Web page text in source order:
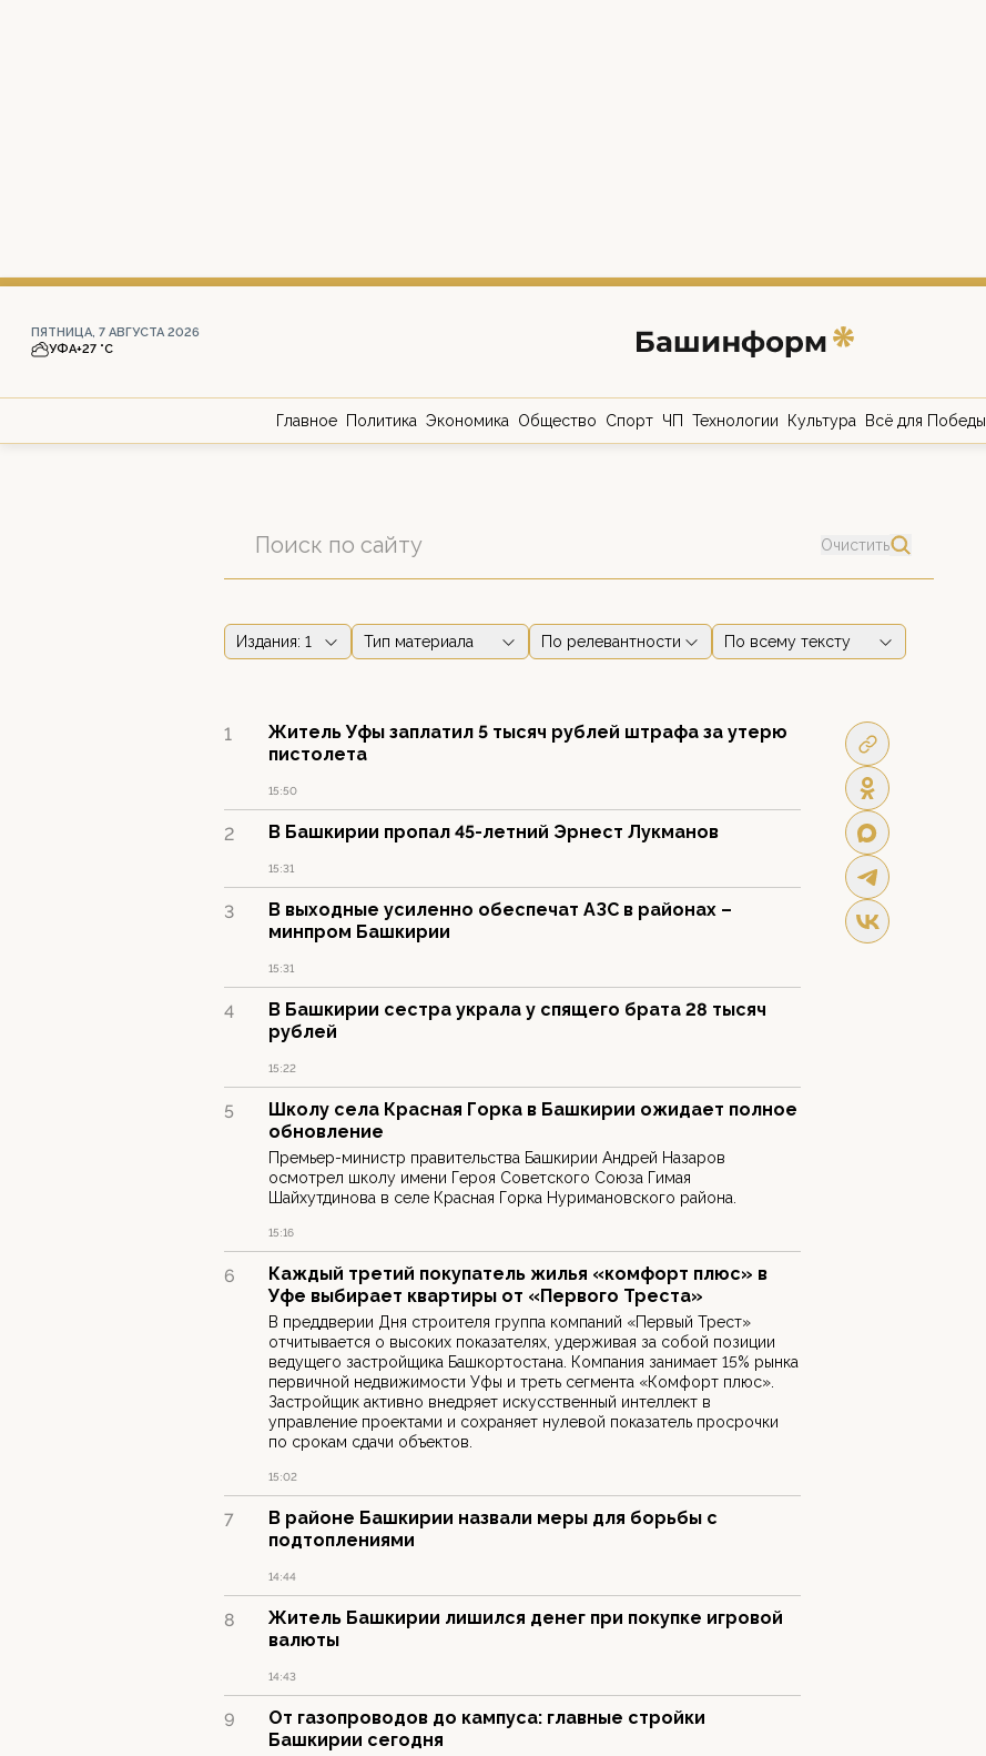
ПЯТНИЦА, 7 АВГУСТА 2026
УФА+27 °С
Главное Политика Экономика Общество Спорт ЧП Технологии Культура Всё для Победы
Очистить
Издания: 1 Тип материала По релевантности По всему тексту
1
Житель Уфы заплатил 5 тысяч рублей штрафа за утерю
пистолета
15:50
2 В Башкирии пропал 45-летний Эрнест Лукманов
15:31
3
В выходные усиленно обеспечат АЗС в районах –
минпром Башкирии
15:31
4
В Башкирии сестра украла у спящего брата 28 тысяч
рублей
15:22
5
Школу села Красная Горка в Башкирии ожидает полное
обновление
Премьер-министр правительства Башкирии Андрей Назаров
осмотрел школу имени Героя Советского Союза Гимая
Шайхутдинова в селе Красная Горка Нуримановского района.
15:16
6
Каждый третий покупатель жилья «комфорт плюс» в
Уфе выбирает квартиры от «Первого Треста»
В преддверии Дня строителя группа компаний «Первый Трест»
отчитывается о высоких показателях, удерживая за собой позиции
ведущего застройщика Башкортостана. Компания занимает 15% рынка
первичной недвижимости Уфы и треть сегмента «Комфорт плюс».
Застройщик активно внедряет искусственный интеллект в
управление проектами и сохраняет нулевой показатель просрочки
по срокам сдачи объектов.
15:02
7
В районе Башкирии назвали меры для борьбы с
подтоплениями
14:44
8
Житель Башкирии лишился денег при покупке игровой
валюты
14:43
9
От газопроводов до кампуса: главные стройки
Башкирии сегодня